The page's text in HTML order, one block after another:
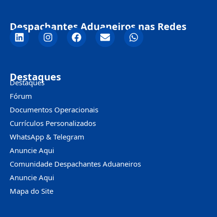
Despachantes Aduaneiros nas Redes
Destaques
Destaques
Fórum
Documentos Operacionais
Currículos Personalizados
WhatsApp & Telegram
Anuncie Aqui
Comunidade Despachantes Aduaneiros
Anuncie Aqui
Mapa do Site